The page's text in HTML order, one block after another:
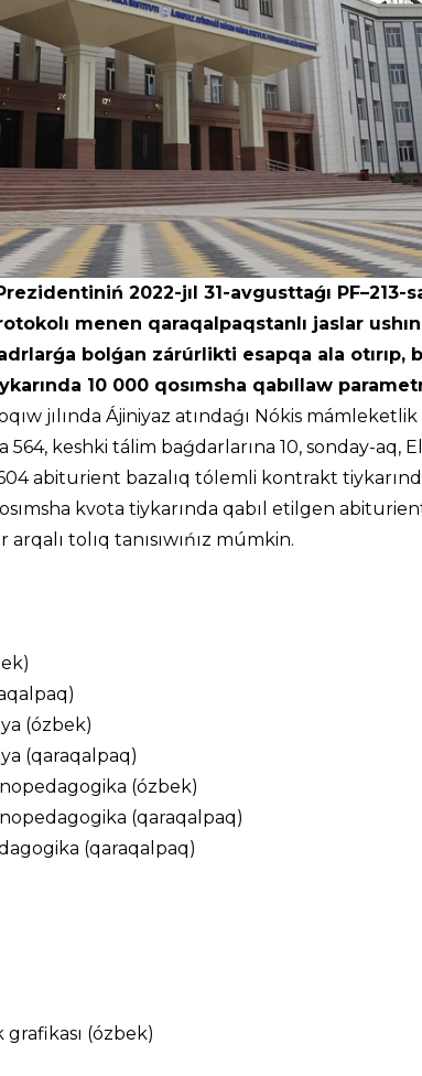
2022-jıl 31-avgusttaǵı PF–213-
menen qaraqalpaqstanlı jaslar
bolǵan zárúrlikti esapqa ala otırıp,
10 000 qosımsha qabıllaw
jılında Ájiniyaz atındaǵı Nókis
keshki tálim baǵdarlarına 10, sonday-aq,
abiturient bazalıq tólemli kontrakt
kvota tiykarında qabıl etilgen
tolıq tanısıwıńız múmkin.
(ózbek)
(qaraqalpaq)
(ózbek)
(qaraqalpaq)
(qaraqalpaq)
(ózbek)